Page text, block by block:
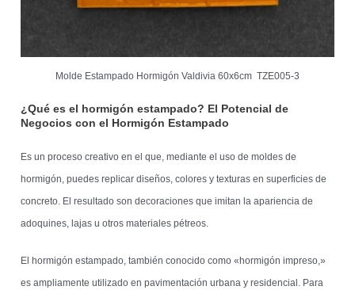
Molde Estampado Hormigón Valdivia 60x6cm TZE005-3
¿Qué es el hormigón estampado? El Potencial de
Negocios con el Hormigón Estampado
Es un proceso creativo en el que, mediante el uso de moldes de
hormigón, puedes replicar diseños, colores y texturas en superficies de
concreto. El resultado son decoraciones que imitan la apariencia de
adoquines, lajas u otros materiales pétreos.
El hormigón estampado, también conocido como «hormigón impreso,»
es ampliamente utilizado en pavimentación urbana y residencial. Para